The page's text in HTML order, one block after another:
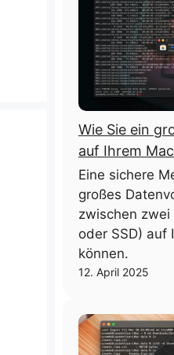
Wie Sie ein
auf Ihrem
Eine sichere
großes
zwischen zwei
oder SSD) auf
können.
12. April 2025